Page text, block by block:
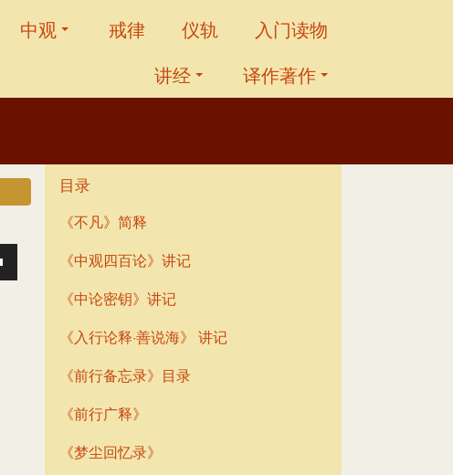
中观 戒律 仪轨
入门读物
讲经
译作著作
目录
《不凡》简释
《中观四百论》讲记
《中论密钥》讲记
《入行论释·善说海》 讲记
《前行备忘录》目录
《前行广释》
《梦尘回忆录》